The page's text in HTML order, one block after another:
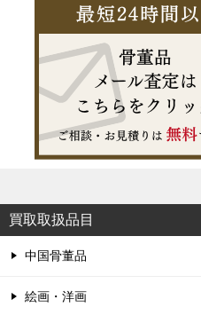
買取取扱品目
中国骨董品
絵画・洋画